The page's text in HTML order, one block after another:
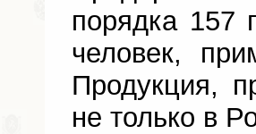
порядка 157
человек,
Продукция,
не только в